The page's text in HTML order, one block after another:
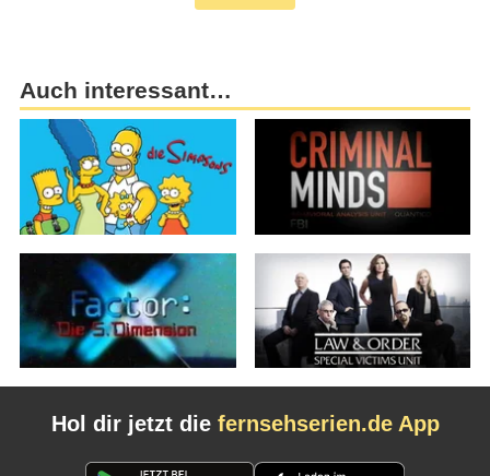
Auch interessant…
Hol dir jetzt die fernsehserien.de App